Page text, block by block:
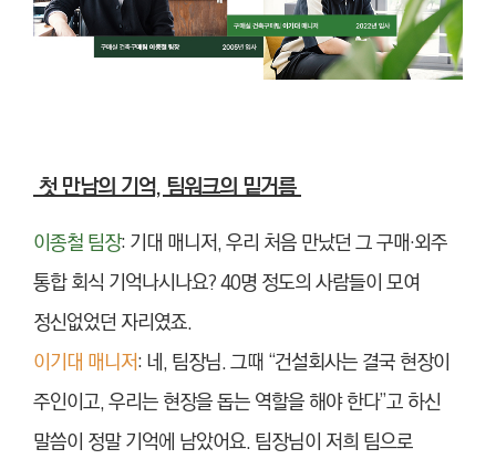
첫 만남의 기억, 팀워크의 밑거름
이종철 팀장: 기대 매니저, 우리 처음 만났던 그 구매·외주
통합 회식 기억나시나요? 40명 정도의 사람들이 모여
정신없었던 자리였죠.
이기대 매니저: 네, 팀장님. 그때 “건설회사는 결국 현장이
주인이고, 우리는 현장을 돕는 역할을 해야 한다”고 하신
말씀이 정말 기억에 남았어요. 팀장님이 저희 팀으로